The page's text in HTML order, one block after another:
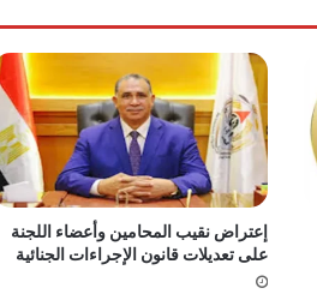
إعتراض نقيب المحامين وأعضاء اللجنة
على تعديلات قانون الإجراءات الجنائية